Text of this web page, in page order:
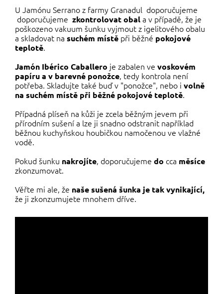
U Jamónu Serrano z farmy Granadul doporučujeme
doporučujeme zkontrolovat obala v případě, že je
poškozeno vakuum šunku vyjmout z igelitového obalu
a skladovat na suchém místě při běžné pokojové
teplotě.
Jamón Ibérico Caballero je zabalen ve voskovém
papíru a v barevné ponožce, tedy kontrola není
potřeba. Skladujte také buď v "ponožce", nebo i volně
na suchém místě při běžné pokojové teplotě.
Případná plíseň na kůži je zcela běžným jevem při
přírodním sušení a lze ji snadno odstranit například
běžnou kuchyňskou houbičkou namočenou ve vlažné
vodě.
Pokud šunku nakrojíte, doporučujeme do cca měsíce
zkonzumovat.
Věřte mi ale, že naše sušená šunka je tak vynikající,
že ji zkonzumujete mnohem dříve.